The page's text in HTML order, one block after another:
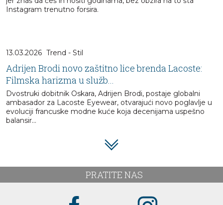
Instagram trenutno forsira.
13.03.2026 Trend - Stil
Adrijen Brodi novo zaštitno lice brenda Lacoste:
Filmska harizma u služb...
Dvostruki dobitnik Oskara, Adrijen Brodi, postaje globalni
ambasador za Lacoste Eyewear, otvarajući novo poglavlje u
evoluciji francuske modne kuće koja decenijama uspešno
balansir...
PRATITE NAS